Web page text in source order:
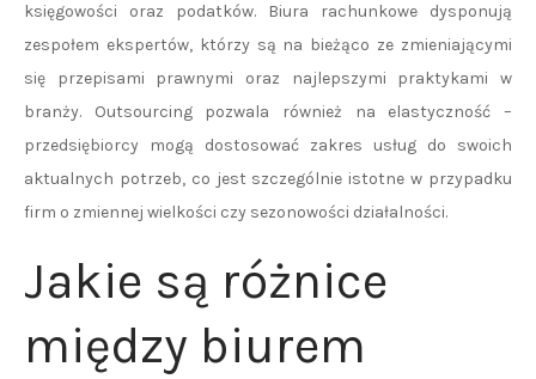
księgowości oraz podatków. Biura rachunkowe dysponują
zespołem ekspertów, którzy są na bieżąco ze zmieniającymi
się przepisami prawnymi oraz najlepszymi praktykami w
branży. Outsourcing pozwala również na elastyczność –
przedsiębiorcy mogą dostosować zakres usług do swoich
aktualnych potrzeb, co jest szczególnie istotne w przypadku
firm o zmiennej wielkości czy sezonowości działalności.
Jakie są różnice
między biurem